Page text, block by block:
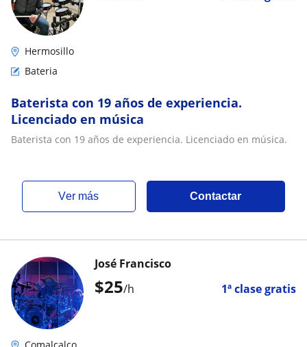
Hermosillo
Bateria
Baterista con 19 años de experiencia.
Licenciado en música
Baterista con 19 años de experiencia. Licenciado en música.
ver más Contactar
$25/h 1ª clase gratis
José Francisco